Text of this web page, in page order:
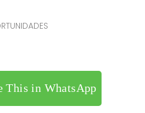
This in WhatsApp